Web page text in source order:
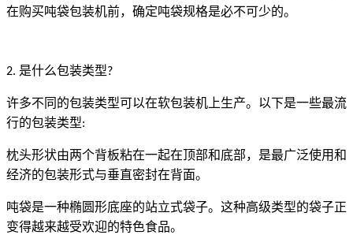
在购买吨袋包装机前，确定吨袋规格是必不可少的。
2. 是什么包装类型?
许多不同的包装类型可以在软包装机上生产。以下是一些最流
行的包装类型:
枕头形状由两个背板粘在一起在顶部和底部，是最广泛使用和
经济的包装形式与垂直密封在背面。
吨袋是一种椭圆形底座的站立式袋子。这种高级类型的袋子正
变得越来越受欢迎的特色食品。